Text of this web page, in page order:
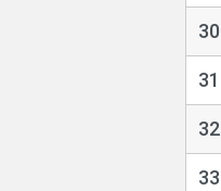
30
31
32
33